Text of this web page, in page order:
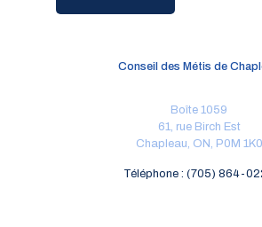
Conseil des Métis de
Boîte 1059
61, rue Birch Est
Chapleau, ON, P0M 1K0
Téléphone : (705) 864-